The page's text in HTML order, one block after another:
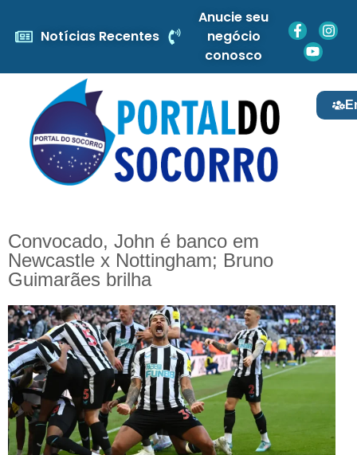
Notícias Recentes
Anucie seu
negócio
conosco
Convocado, John é banco em
Newcastle x Nottingham; Bruno
Guimarães brilha